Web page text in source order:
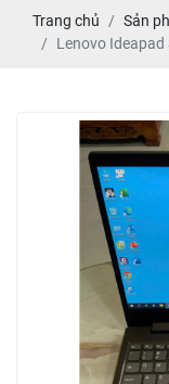
Trang chủ Sản
Lenovo